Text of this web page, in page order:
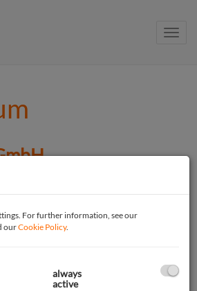
For further information, see our
ourCookie Policy.
always
active